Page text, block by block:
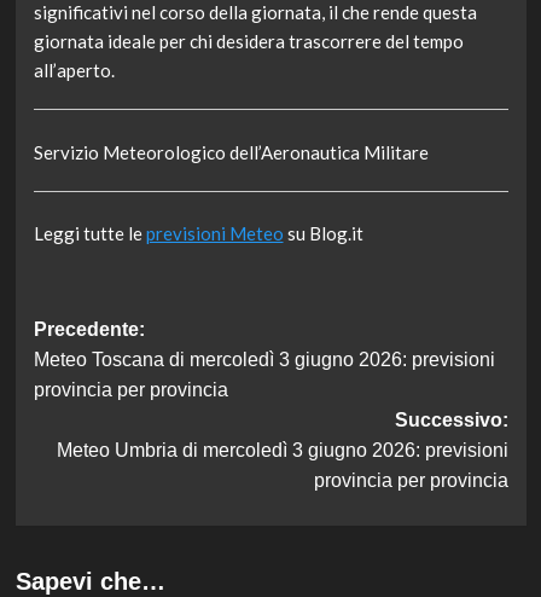
significativi nel corso della giornata, il che rende questa
giornata ideale per chi desidera trascorrere del tempo
all’aperto.
Servizio Meteorologico dell’Aeronautica Militare
Leggi tutte leprevisioni Meteo su Blog.it
Navigazione
articolo
Precedente:
Meteo Toscana di mercoledì 3 giugno 2026: previsioni
provincia per provincia
Successivo:
Meteo Umbria di mercoledì 3 giugno 2026: previsioni
provincia per provincia
Sapevi che…